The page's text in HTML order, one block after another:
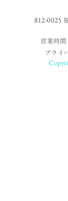
812-0025
営業時
プライ